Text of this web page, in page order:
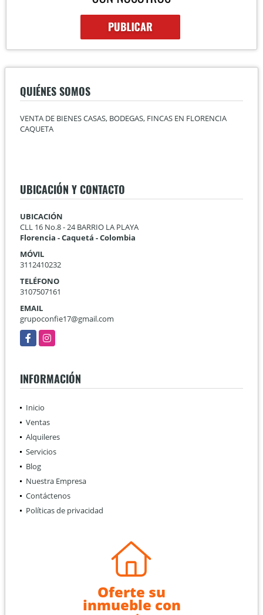
QUIÉNES SOMOS
VENTA DE BIENES CASAS, BODEGAS, FINCAS EN FLORENCIA
CAQUETA
UBICACIÓN Y CONTACTO
UBICACIÓN
CLL 16 No.8 - 24 BARRIO LA PLAYA
Florencia - Caquetá - Colombia
MÓVIL
3112410232
TELÉFONO
3107507161
EMAIL
grupoconfie17@gmail.com
FacebookInstagram
INFORMACIÓN
Inicio
Ventas
Alquileres
Servicios
Blog
Nuestra Empresa
Contáctenos
Políticas de privacidad
Oferte su
inmueble con